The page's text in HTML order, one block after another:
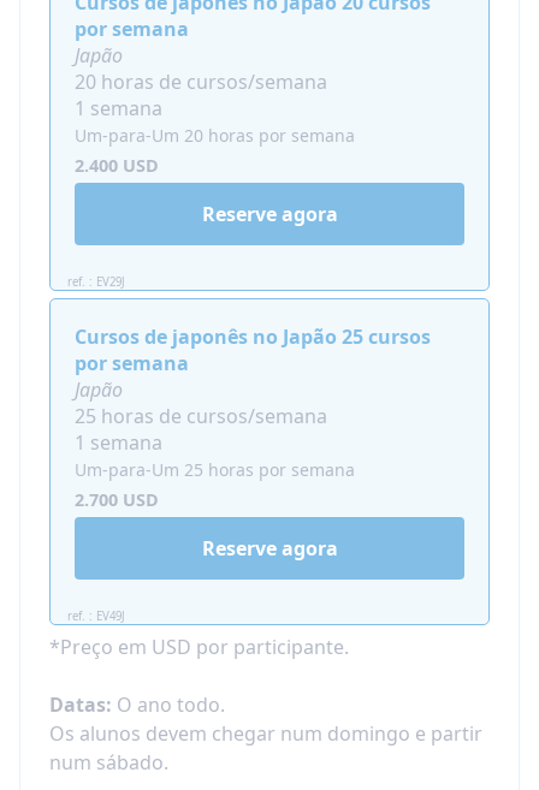
devem reservar Atividades Gerais ou Visitas
Culturais além de suas aulas particulares.
Consulte-nos para saber mais sobre todas as
opções extracurriculares!
Quando o curso de idioma
particular na casa do professor é
durante todo o ano.
quando começa e quanto tempo fica no Japão
com a Nacel!
Para quem é a aula de imersão
de idiomas em casa?
Sugerimos este programa de professor
particular em casa no Japão, por exemplo:
Adolescentesque precisammelhorar
em línguas estrangeiras
Estudantes universitáriosque precisam se
Profissionaisque querem impulsionar sua
carreira
Crianças com necessidades especiais
por semana
Japão
20 horas de cursos/semana
1 semana
Um-para-Um 20 horas por semana
2.400 USD
ref. : EV29J
Reserve agora
Cursos de japonês no Japão 25 cursos
por semana
Japão
25 horas de cursos/semana
1 semana
Um-para-Um 25 horas por semana
2.700 USD
ref. : EV49J
Reserve agora
*Preço em USD por participante.
Datas: O ano todo.
Os alunos devem chegar num domingo e partir
num sábado.